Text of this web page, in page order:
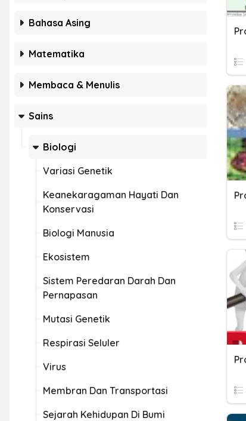
Bahasa Asing
Matematika
Membaca & Menulis
Sains
Biologi
Variasi Genetik
Keanekaragaman Hayati Dan
Konservasi
Biologi Manusia
Ekosistem
Sistem Peredaran Darah Dan
Pernapasan
Mutasi Genetik
Respirasi Seluler
Virus
Membran Dan Transportasi
Sejarah Kehidupan Di Bumi